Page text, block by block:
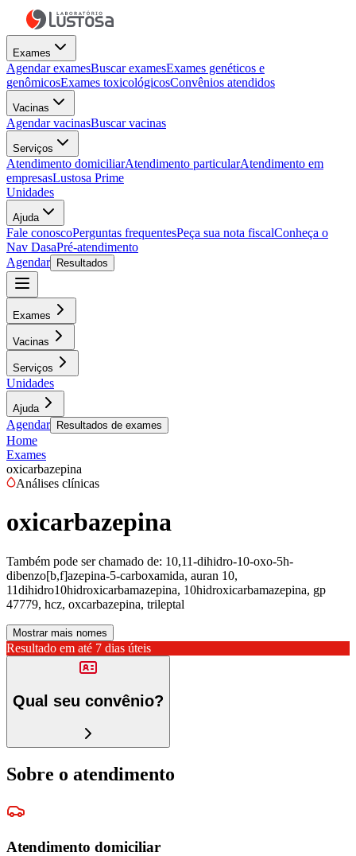
Exames
Agendar examesBuscar examesExames genéticos e
genômicosExames toxicológicosConvênios atendidos
Vacinas
Agendar vacinasBuscar vacinas
Serviços
Atendimento domiciliarAtendimento particularAtendimento em
empresasLustosa Prime
Unidades
Ajuda
Fale conoscoPerguntas frequentesPeça sua nota fiscalConheça o
Nav DasaPré-atendimento
Agendar
Resultados
Exames
Vacinas
Serviços
Unidades
Ajuda
Agendar Resultados de exames
Home
Exames
oxicarbazepina
Análises clínicas
oxicarbazepina
Também pode ser chamado de: 10,11-dihidro-10-oxo-5h-
dibenzo[b,f]azepina-5-carboxamida, auran 10,
11dihidro10hidroxicarbamazepina, 10hidroxicarbamazepina, gp
47779, hcz, oxcarbazepina, trileptal
Mostrar mais nomes
Resultado em até 7 dias úteis
Qual seu convênio?
Sobre o atendimento
Atendimento domiciliar